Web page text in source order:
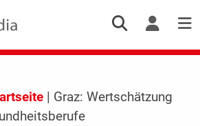
| Graz: Wertschätzung